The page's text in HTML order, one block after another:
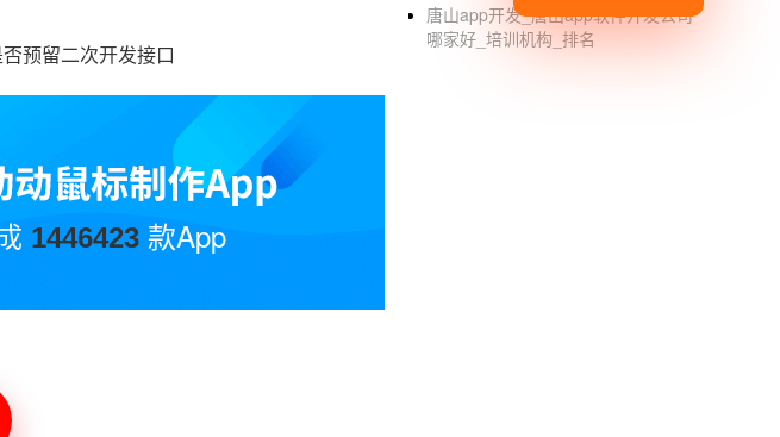
预留二次开发接口
1446423 款App
唐山app开发_唐山app软件开发公司
哪家好_培训机构_排名